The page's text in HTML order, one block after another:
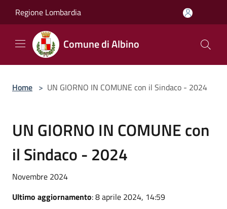
Regione Lombardia
Comune di Albino
Home > UN GIORNO IN COMUNE con il Sindaco - 2024
UN GIORNO IN COMUNE con
il Sindaco - 2024
Novembre 2024
Ultimo aggiornamento: 8 aprile 2024, 14:59